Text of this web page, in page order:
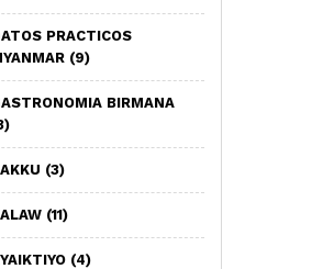
PRACTICOS
(9)
BIRMANA
(3)
(11)
(4)